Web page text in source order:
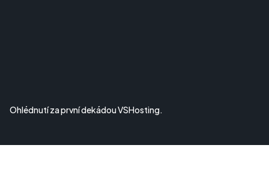
Ohlédnutí za první dekádou VSHosting.